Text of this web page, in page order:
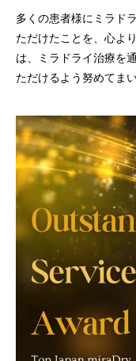
多くの患者様にミラド
ただけたことを、心よ
は、ミラドライ治療を
ただけるよう努めてまい